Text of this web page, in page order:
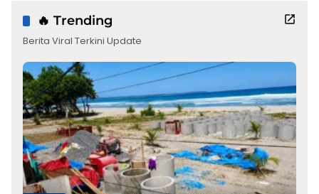
🔥 Trending
Berita Viral Terkini Update